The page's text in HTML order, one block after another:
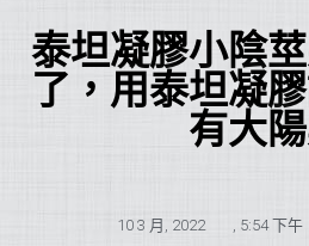
泰坦凝膠小陰
了，用泰坦凝
有大
10 3 月, 2022 , 5:54 下午